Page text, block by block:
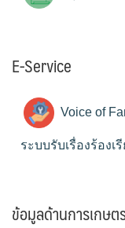
E-Service
Voice of
ระบบรับเรื่องร้อง
ข้อมูลด้านการเกษ